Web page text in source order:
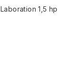
Laboration 1,5 hp